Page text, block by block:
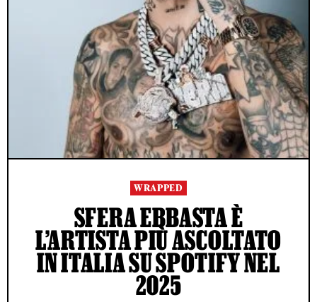
WRAPPED
SFERA EBBASTA È
L’ARTISTA PIÙ ASCOLTATO
IN ITALIA SU SPOTIFY NEL
2025